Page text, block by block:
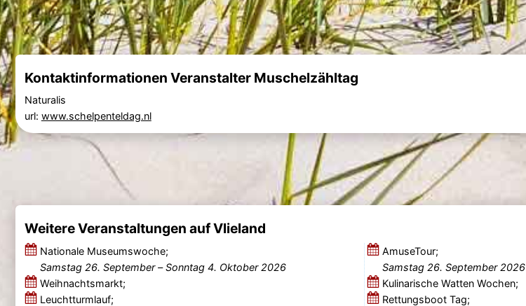
Kontaktinformationen Veranstalter Muschelzähltag
Naturalis
url: www.schelpenteldag.nl
Weitere Veranstaltungen auf Vlieland
Nationale Museumswoche;
Samstag 26. September–
Sonntag 4. Oktober 2026
Weihnachtsmarkt;
Leuchtturmlauf;
AmuseTour;
Samstag 26. September 2026
Kulinarische Watten Wochen;
Rettungsboot Tag;